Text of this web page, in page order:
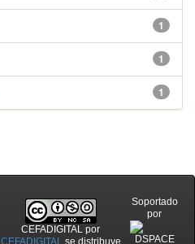
1
1
1
CEFADIGITAL por
CEFADIGITAL
se distribuye
Soportado
por